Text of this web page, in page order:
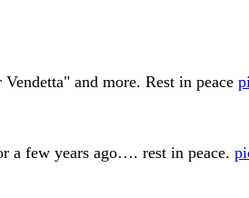
and more. Rest in peace
a few years ago…. rest in peace.